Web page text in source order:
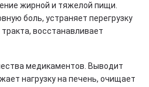
жирной и тяжелой пищи.
боль, устраняет перегрузку
восстанавливает
медикаментов. Выводит
нагрузку на печень, очищает